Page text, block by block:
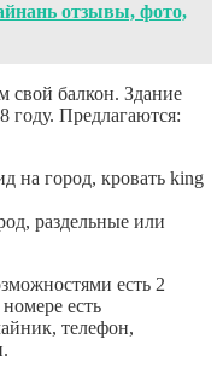
отзывы, фото,
свой балкон. Здание
году. Предлагаются:
на город, кровать king
раздельные или
есть 2
есть
телефон,